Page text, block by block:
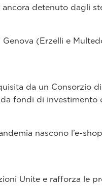
detenuto dagli
(Erzelli e
da un Consorzio
fondi di
nascono l’e-
Unite e rafforza le